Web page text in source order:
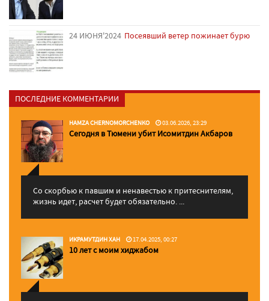
24 ИЮНЯ'2024 Посеявший ветер пожинает бурю
ПОСЛЕДНИЕ КОММЕНТАРИИ
HAMZA CHERNOMORCHENKO 03.06.2026, 23:29
Сегодня в Тюмени убит Исомитдин Акбаров
Со скорбью к павшим и ненавестью к притеснителям,
жизнь идет, расчет будет обязательно. ...
ИКРАМУТДИН ХАН 17.04.2025, 00:27
10 лет с моим хиджабом